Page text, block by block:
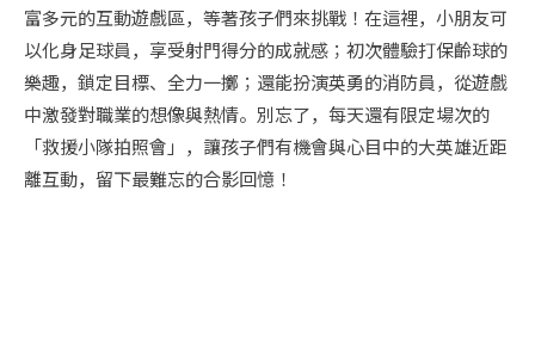
富多元的互動遊戲區，等著孩子們來挑戰！在這裡，小朋友可
以化身足球員，享受射門得分的成就感；初次體驗打保齡球的
樂趣，鎖定目標、全力一擲；還能扮演英勇的消防員，從遊戲
中激發對職業的想像與熱情。別忘了，每天還有限定場次的
「救援小隊拍照會」，讓孩子們有機會與心目中的大英雄近距
離互動，留下最難忘的合影回憶！